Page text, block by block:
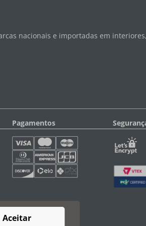
Aceitar
nacionais e importadas em
Pagamentos